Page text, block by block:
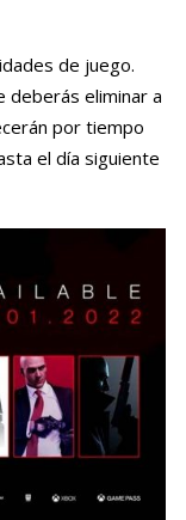
de juego.
deberás eliminar a
por tiempo
el día siguiente